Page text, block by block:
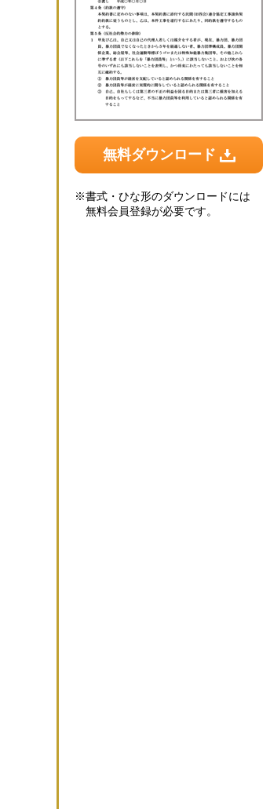
無料ダウンロード
※書式・ひな形のダウンロードには
無料会員登録が必要です。